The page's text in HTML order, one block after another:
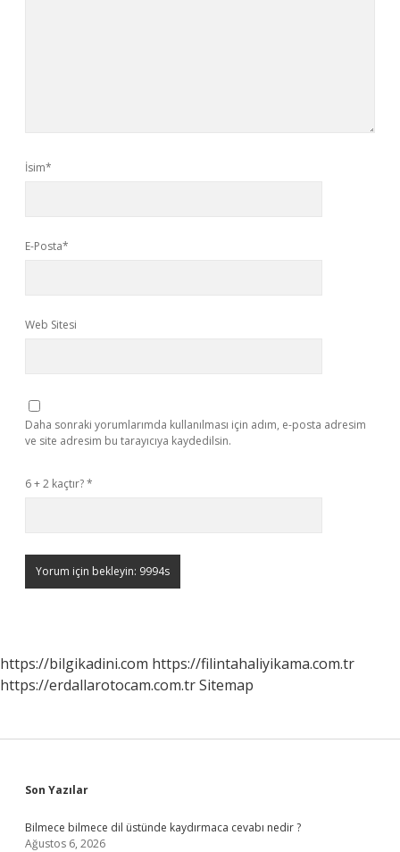
İsim*
E-Posta*
Web Sitesi
Daha sonraki yorumlarımda kullanılması için adım, e-posta adresim
ve site adresim bu tarayıcıya kaydedilsin.
6 + 2 kaçtır?*
https://bilgikadini.com https://filintahaliyikama.com.tr
https://erdallarotocam.com.trSitemap
Sidebar
Son Yazılar
Bilmece bilmece dil üstünde kaydırmaca cevabı nedir ?
Ağustos 6, 2026